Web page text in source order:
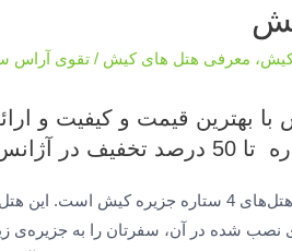
، معرفی هتل های کیش /تقوی آراس
با بهترین قیمت و کیفیت و
در آژانس
از پرطرفدارترین هتل‌های 4 ستاره جزیره کیش
شده در آن، سفرتان را به جزیره‌ی